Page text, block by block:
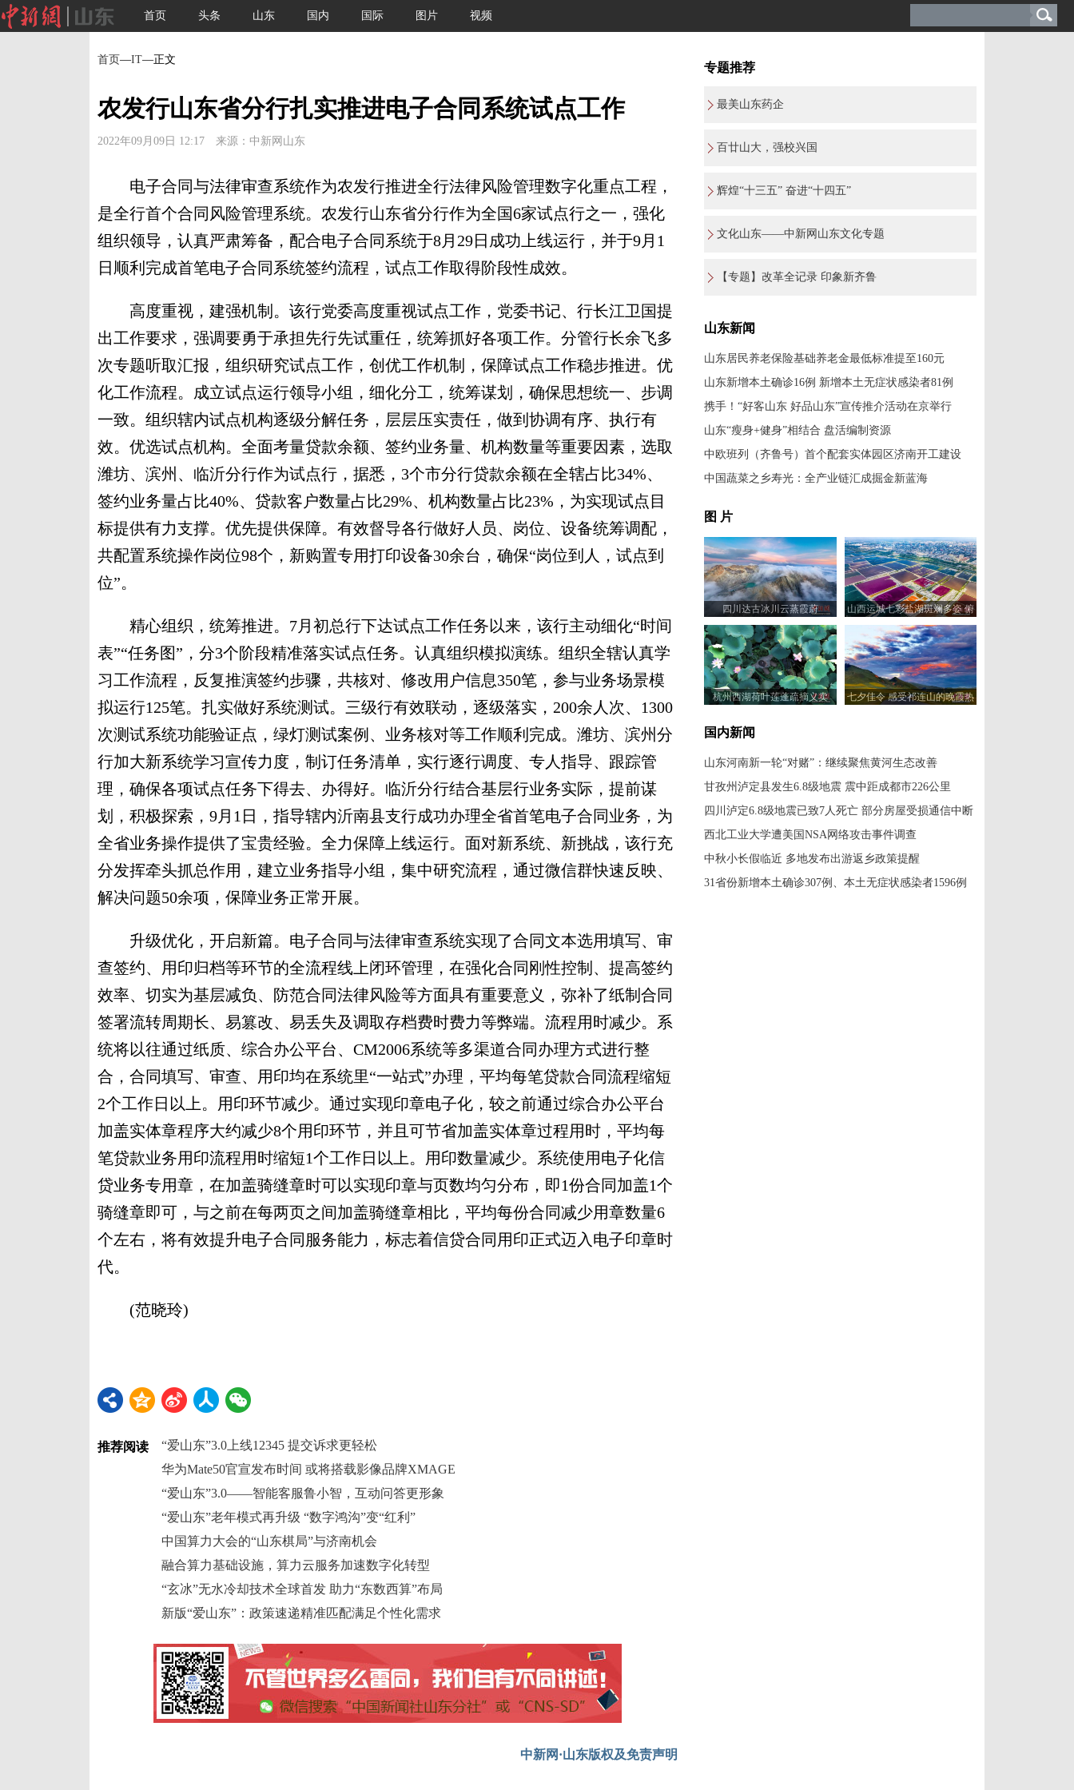
首页 头条 山东 国内 国际 图片 视频
首页—IT—正文
农发行山东省分行扎实推进电子合同系统试点工作
2022年09月09日 12:17 来源：中新网山东
电子合同与法律审查系统作为农发行推进全行法律风险管理数字化重点工程，
是全行首个合同风险管理系统。农发行山东省分行作为全国6家试点行之一，强化
组织领导，认真严肃筹备，配合电子合同系统于8月29日成功上线运行，并于9月1
日顺利完成首笔电子合同系统签约流程，试点工作取得阶段性成效。
高度重视，建强机制。该行党委高度重视试点工作，党委书记、行长江卫国提
出工作要求，强调要勇于承担先行先试重任，统筹抓好各项工作。分管行长余飞多
次专题听取汇报，组织研究试点工作，创优工作机制，保障试点工作稳步推进。优
化工作流程。成立试点运行领导小组，细化分工，统筹谋划，确保思想统一、步调
一致。组织辖内试点机构逐级分解任务，层层压实责任，做到协调有序、执行有
效。优选试点机构。全面考量贷款余额、签约业务量、机构数量等重要因素，选取
潍坊、滨州、临沂分行作为试点行，据悉，3个市分行贷款余额在全辖占比34%、
签约业务量占比40%、贷款客户数量占比29%、机构数量占比23%，为实现试点目
标提供有力支撑。优先提供保障。有效督导各行做好人员、岗位、设备统筹调配，
共配置系统操作岗位98个，新购置专用打印设备30余台，确保“岗位到人，试点到
位”。
精心组织，统筹推进。7月初总行下达试点工作任务以来，该行主动细化“时间
表”“任务图”，分3个阶段精准落实试点任务。认真组织模拟演练。组织全辖认真学
习工作流程，反复推演签约步骤，共核对、修改用户信息350笔，参与业务场景模
拟运行125笔。扎实做好系统测试。三级行有效联动，逐级落实，200余人次、1300
次测试系统功能验证点，绿灯测试案例、业务核对等工作顺利完成。潍坊、滨州分
行加大新系统学习宣传力度，制订任务清单，实行逐行调度、专人指导、跟踪管
理，确保各项试点任务下得去、办得好。临沂分行结合基层行业务实际，提前谋
划，积极探索，9月1日，指导辖内沂南县支行成功办理全省首笔电子合同业务，为
全省业务操作提供了宝贵经验。全力保障上线运行。面对新系统、新挑战，该行充
分发挥牵头抓总作用，建立业务指导小组，集中研究流程，通过微信群快速反映、
解决问题50余项，保障业务正常开展。
升级优化，开启新篇。电子合同与法律审查系统实现了合同文本选用填写、审
查签约、用印归档等环节的全流程线上闭环管理，在强化合同刚性控制、提高签约
效率、切实为基层减负、防范合同法律风险等方面具有重要意义，弥补了纸制合同
签署流转周期长、易篡改、易丢失及调取存档费时费力等弊端。流程用时减少。系
统将以往通过纸质、综合办公平台、CM2006系统等多渠道合同办理方式进行整
合，合同填写、审查、用印均在系统里“一站式”办理，平均每笔贷款合同流程缩短
2个工作日以上。用印环节减少。通过实现印章电子化，较之前通过综合办公平台
加盖实体章程序大约减少8个用印环节，并且可节省加盖实体章过程用时，平均每
笔贷款业务用印流程用时缩短1个工作日以上。用印数量减少。系统使用电子化信
贷业务专用章，在加盖骑缝章时可以实现印章与页数均匀分布，即1份合同加盖1个
骑缝章即可，与之前在每两页之间加盖骑缝章相比，平均每份合同减少用章数量6
个左右，将有效提升电子合同服务能力，标志着信贷合同用印正式迈入电子印章时
代。
(范晓玲)
推荐阅读
“爱山东”3.0上线12345 提交诉求更轻松
华为Mate50官宣发布时间 或将搭载影像品牌XMAGE
“爱山东”3.0——智能客服鲁小智，互动问答更形象
“爱山东”老年模式再升级 “数字鸿沟”变“红利”
中国算力大会的“山东棋局”与济南机会
融合算力基础设施，算力云服务加速数字化转型
“玄冰”无水冷却技术全球首发 助力“东数西算”布局
新版“爱山东”：政策速递精准匹配满足个性化需求
中新网·山东版权及免责声明
专题推荐
最美山东药企
百廿山大，强校兴国
辉煌“十三五” 奋进“十四五”
文化山东——中新网山东文化专题
【专题】改革全记录 印象新齐鲁
山东新闻
山东居民养老保险基础养老金最低标准提至160元
山东新增本土确诊16例 新增本土无症状感染者81例
携手！“好客山东 好品山东”宣传推介活动在京举行
山东“瘦身+健身”相结合 盘活编制资源
中欧班列（齐鲁号）首个配套实体园区济南开工建设
中国蔬菜之乡寿光：全产业链汇成掘金新蓝海
图 片
四川达古冰川云蒸霞蔚
山西运城七彩盐湖斑斓多姿 俯
瞰宛如巨型调色板
杭州西湖荷叶莲蓬疏摘义卖
七夕佳令 感受祁连山的晚霞热
国内新闻
山东河南新一轮“对赌”：继续聚焦黄河生态改善
甘孜州泸定县发生6.8级地震 震中距成都市226公里
四川泸定6.8级地震已致7人死亡 部分房屋受损通信中断
西北工业大学遭美国NSA网络攻击事件调查
中秋小长假临近 多地发布出游返乡政策提醒
31省份新增本土确诊307例、本土无症状感染者1596例